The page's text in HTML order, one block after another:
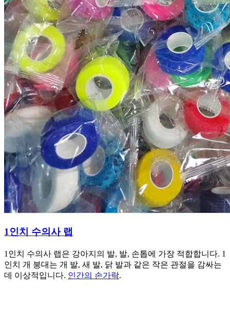
1인치 수의사 랩
1인치 수의사 랩은 강아지의 발, 발, 손톱에 가장 적합합니다. 1
인치 개 붕대는 개 발, 새 발, 닭 발과 같은 작은 관절을 감싸는
데 이상적입니다. 인간의 손가락.